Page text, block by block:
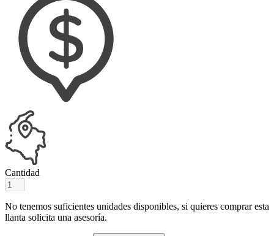
Cantidad
No tenemos suficientes unidades disponibles, si quieres comprar esta
llanta solicita una asesoría.